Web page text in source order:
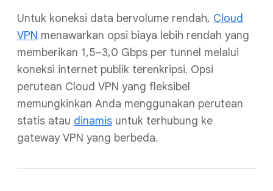
Untuk koneksi data bervolume rendah, Cloud
VPN menawarkan opsi biaya lebih rendah yang
memberikan 1,5–3,0 Gbps per tunnel melalui
koneksi internet publik terenkripsi. Opsi
perutean Cloud VPN yang fleksibel
memungkinkan Anda menggunakan perutean
statis atau dinamis untuk terhubung ke
gateway VPN yang berbeda.